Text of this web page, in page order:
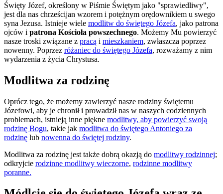
Święty Józef, określony w Piśmie Świętym jako "sprawiedliwy",
jest dla nas chrześcijan wzorem i potężnym orędownikiem u swego
syna Jezusa. Istnieje wiele modlitw do świętego Józefa, jako patrona
ojców i patrona Kościoła powszechnego. Możemy Mu powierzyć
nasze troski związane z pracą i mieszkaniem, zwłaszcza poprzez
nowenny. Poprzez różaniec do świętego Józefa, rozważamy z nim
wydarzenia z życia Chrystusa.
Modlitwa za rodzinę
Oprócz tego, że możemy zawierzyć nasze rodziny świętemu
Józefowi, aby je chronił i prowadził nas w naszych codziennych
problemach, istnieją inne piękne modlitwy, aby powierzyć swoją
rodzinę Bogu, takie jak modlitwa do świętego Antoniego za
rodzinę lub nowenna do świętej rodziny.
Modlitwa za rodzinę jest także dobrą okazją do modlitwy rodzinnej;
odkryjcie rodzinne modlitwy wieczorne, rodzinne modlitwy
poranne.